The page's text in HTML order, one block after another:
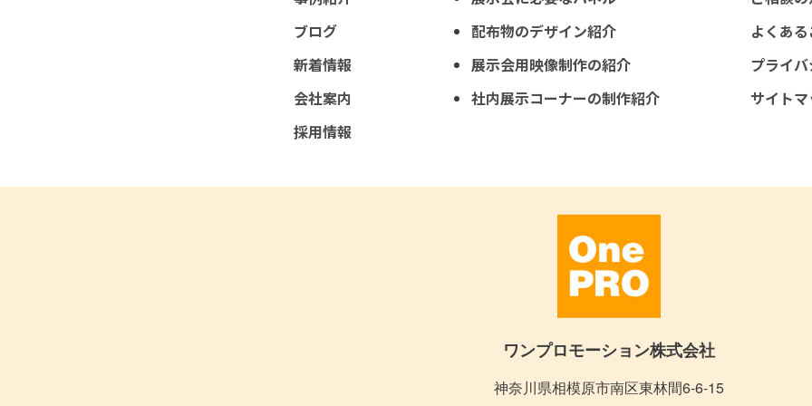
ブログ
新着情報
会社案内
採用情報
配布物のデザイン紹介
展示会用映像制作の紹介
社内展示コーナーの制作紹介
よくあ
プライ
サイト
ワンプロモーション株式会社
神奈川県相模原市南区東林間6-6-15